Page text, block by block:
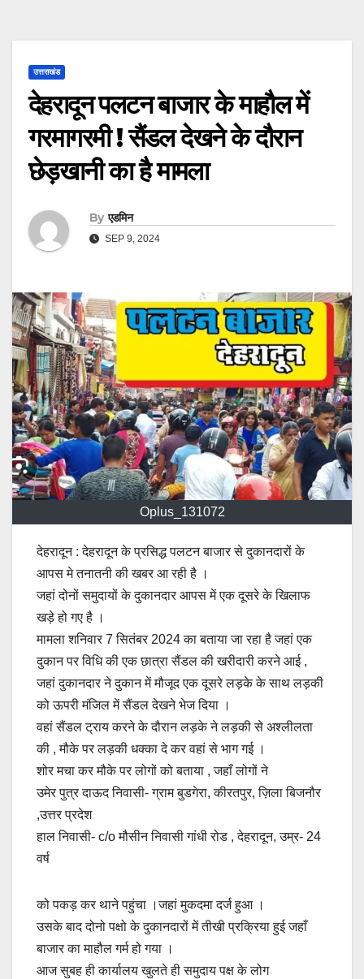
उत्तराखंड
देहरादून पलटन बाजार के माहौल में
गरमागरमी ! सैंडल देखने के दौरान
छेड़खानी का है मामला
By एडमिन
SEP 9, 2024
Oplus_131072
देहरादून : देहरादून के प्रसिद्ध पलटन बाजार से दुकानदारों के
आपस मे तनातनी की खबर आ रही है ।
जहां दोनों समुदायों के दुकानदार आपस में एक दूसरे के खिलाफ
खड़े हो गए है ।
मामला शनिवार 7 सितंबर 2024 का बताया जा रहा है जहां एक
दुकान पर विधि की एक छात्रा सैंडल की खरीदारी करने आई ,
जहां दुकानदार ने दुकान में मौजूद एक दूसरे लड़के के साथ लड़की
को ऊपरी मंजिल में सैंडल देखने भेज दिया ।
वहां सैंडल ट्राय करने के दौरान लड़के ने लड़की से अश्लीलता
की , मौके पर लड़की धक्का दे कर वहां से भाग गई ।
शोर मचा कर मौके पर लोगों को बताया , जहाँ लोगों ने
उमेर पुत्र दाऊद निवासी- ग्राम बुडगेरा, कीरतपुर, ज़िला बिजनौर
,उत्तर प्रदेश
हाल निवासी- c/o मौसीन निवासी गांधी रोड , देहरादून, उम्र- 24
वर्ष
को पकड़ कर थाने पहुंचा ।जहां मुकदमा दर्ज हुआ ।
उसके बाद दोनो पक्षो के दुकानदारों में तीखी प्रक्रिया हुई जहाँ
बाजार का माहौल गर्म हो गया ।
आज सुबह ही कार्यालय खुलते ही समुदाय पक्ष के लोग